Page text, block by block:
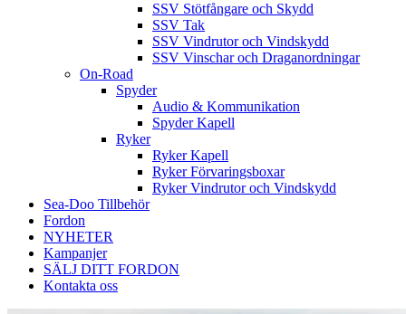
SSV Stötfångare och Skydd
SSV Tak
SSV Vindrutor och Vindskydd
SSV Vinschar och Draganordningar
On-Road
Spyder
Audio & Kommunikation
Spyder Kapell
Ryker
Ryker Kapell
Ryker Förvaringsboxar
Ryker Vindrutor och Vindskydd
Sea-Doo Tillbehör
Fordon
NYHETER
Kampanjer
SÄLJ DITT FORDON
Kontakta oss